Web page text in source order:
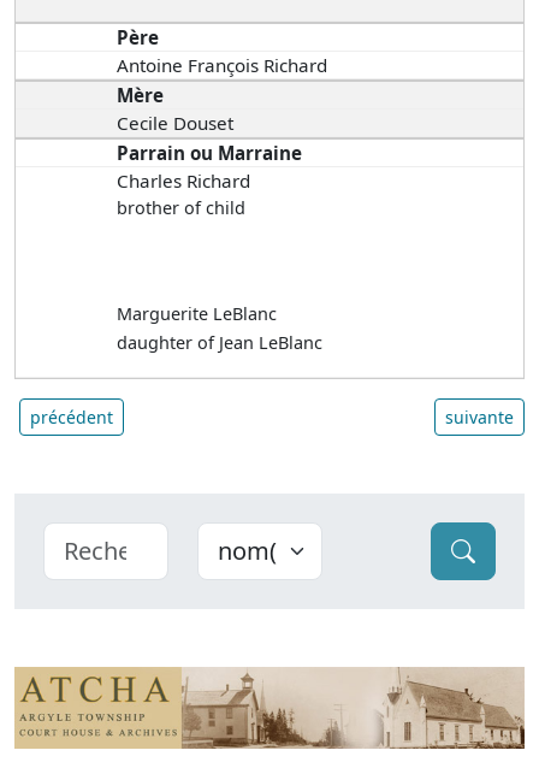
Père
Antoine François Richard
Mère
Cecile Douset
Parrain ou Marraine
Charles Richard
brother of child
Marguerite LeBlanc
daughter of Jean LeBlanc
précédent suivante